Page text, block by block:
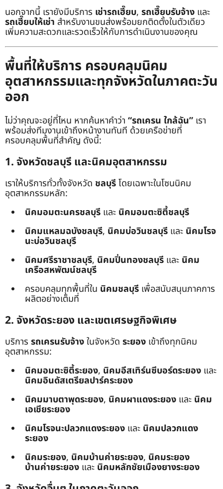
นอกจากนี้ เรายังมีบริการ เช่ารถเฮี๊ยบ, รถเฮี๊ยบรับจ้าง และ
รถเฮี๊ยบให้เช่า สำหรับงานขนส่งพร้อมยกติดตั้งในตัวเดียว
เพิ่มความสะดวกและรวดเร็วให้กับการดำเนินงานของคุณ
พื้นที่ให้บริการ ครอบคลุมนิคม
อุตสาหกรรมและทุกจังหวัดในภาคตะวัน
ออก
ไม่ว่าคุณจะอยู่ที่ไหน หากค้นหาคำว่า “รถเครน ใกล้ฉัน” เรา
พร้อมส่งทีมงานเข้าถึงหน้างานทันที ด้วยเครือข่ายที่
ครอบคลุมพื้นที่สำคัญ ดังนี้:
1. จังหวัดชลบุรี และนิคมอุตสาหกรรม
เราให้บริการทั่วทั้งจังหวัด ชลบุรีโดยเฉพาะในโซนนิคม
อุตสาหกรรมหลัก:
นิคมอมตะนครชลบุรี และ นิคมอมตะซิตี้ชลบุรี
นิคมแหลมฉบังชลบุรี, นิคมบ่อวินชลบุรี และ นิคมโรจ
นะบ่อวินชลบุรี
นิคมศรีราชาชลบุรี, นิคมปิ่นทองชลบุรี และ นิคม
เครือสหพัฒน์ชลบุรี
ครอบคลุมทุกพื้นที่ใน นิคมชลบุรี เพื่อสนับสนุนภาคการ
ผลิตอย่างเต็มที่
2. จังหวัดระยอง และเขตเศรษฐกิจพิเศษ
บริการ รถเครนรับจ้างในจังหวัด ระยอง เข้าถึงทุกนิคม
อุตสาหกรรม:
นิคมอมตะซิตี้ระยอง, นิคมอีสเทิร์นซีบอร์ดระยอง และ
นิคมอินดัสเตรียลปาร์คระยอง
นิคมมาบตาพุดระยอง, นิคมผาแดงระยอง และ นิคม
เอเชียระยอง
นิคมโรจนะปลวกแดงระยอง และ นิคมปลวกแดง
ระยอง
นิคมระยอง, นิคมบ้านค่ายระยอง, นิคมระยอง
บ้านค่ายระยอง และ นิคมหลักชัยเมืองยางระยอง